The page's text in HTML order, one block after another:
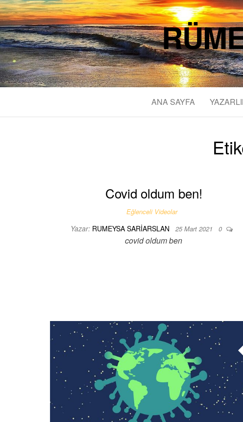
ANA SAYFA
Covid oldum ben!
Eğlenceli Videolar
Yazar: RUMEYSA SARIARSLAN 25 Mart 2021 0
covid oldum ben